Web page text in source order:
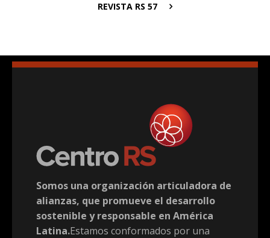
REVISTA RS 57
Somos una organización articuladora de
alianzas, que promueve el desarrollo
sostenible y responsable en América
Latina.Estamos conformados por una